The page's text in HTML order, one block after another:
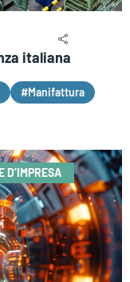
italiana
#Manifattura
D’IMPRESA